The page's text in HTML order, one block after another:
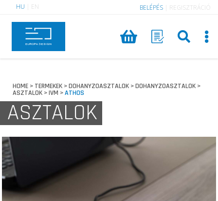
HU EN BELÉPÉS REGISZTRÁCIÓ
HOME > TERMEKEK >DOHANYZOASZTALOK >DOHANYZOASZTALOK >
ASZTALOK >IVM >ATHOS
ASZTALOK